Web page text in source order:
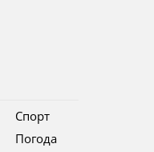
Спорт
Погода